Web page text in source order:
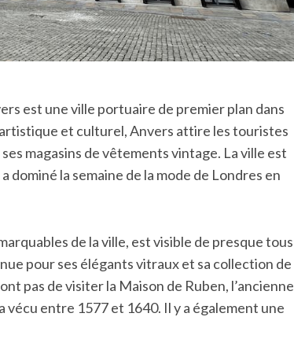
est une ville portuaire de premier plan dans
et culturel, Anvers attire les touristes
magasins de vêtements vintage. La ville est
dominé la semaine de la mode de Londres en
de la ville, est visible de presque tous
pour ses élégants vitraux et sa collection de
pas de visiter la Maison de Ruben, l’ancienne
vécu entre 1577 et 1640. Il y a également une